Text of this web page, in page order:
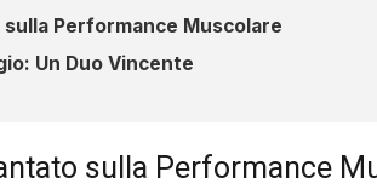
Performance Muscolare
Un Duo Vincente
sulla Performance